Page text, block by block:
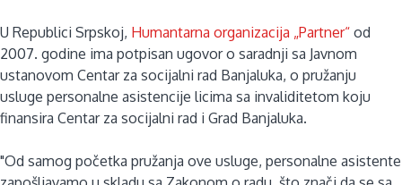
U Republici Srpskoj, Humantarna organizacija „Partner“ od
2007. godine ima potpisan ugovor o saradnji sa Javnom
ustanovom Centar za socijalni rad Banjaluka, o pružanju
usluge personalne asistencije licima sa invaliditetom koju
finansira Centar za socijalni rad i Grad Banjaluka.
"Od samog početka pružanja ove usluge, personalne asistente